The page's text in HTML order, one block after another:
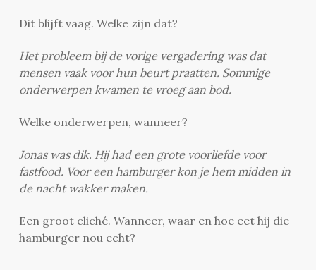
Dit blijft vaag. Welke zijn dat?
Het probleem bij de vorige vergadering was dat
mensen vaak voor hun beurt praatten. Sommige
onderwerpen kwamen te vroeg aan bod.
Welke onderwerpen, wanneer?
Jonas was dik. Hij had een grote voorliefde voor
fastfood. Voor een hamburger kon je hem midden in
de nacht wakker maken.
Een groot cliché. Wanneer, waar en hoe eet hij die
hamburger nou echt?